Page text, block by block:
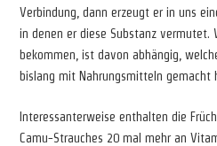
Verbindung, dann erzeugt er in uns
in denen er diese Substanz vermutet.
bekommen, ist davon abhängig,
bislang mit Nahrungsmitteln gemacht
Interessanterweise enthalten die
Camu-Strauches 20 mal mehr an